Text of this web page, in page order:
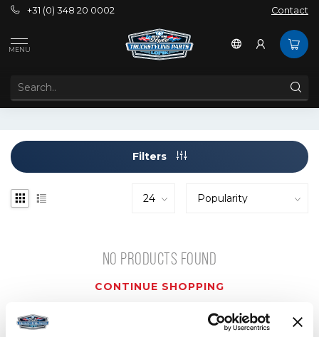
+31 (0) 348 20 0002 Contact
MENU
Filters
NO PRODUCTS FOUND
CONTINUE SHOPPING